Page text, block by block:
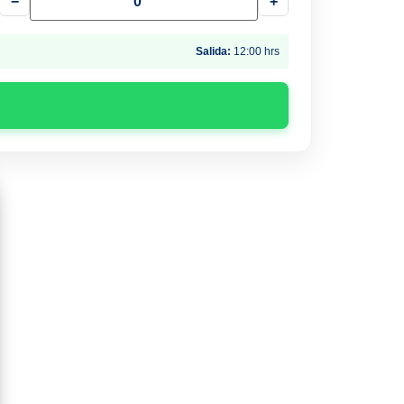
Salida: 12:00 hrs